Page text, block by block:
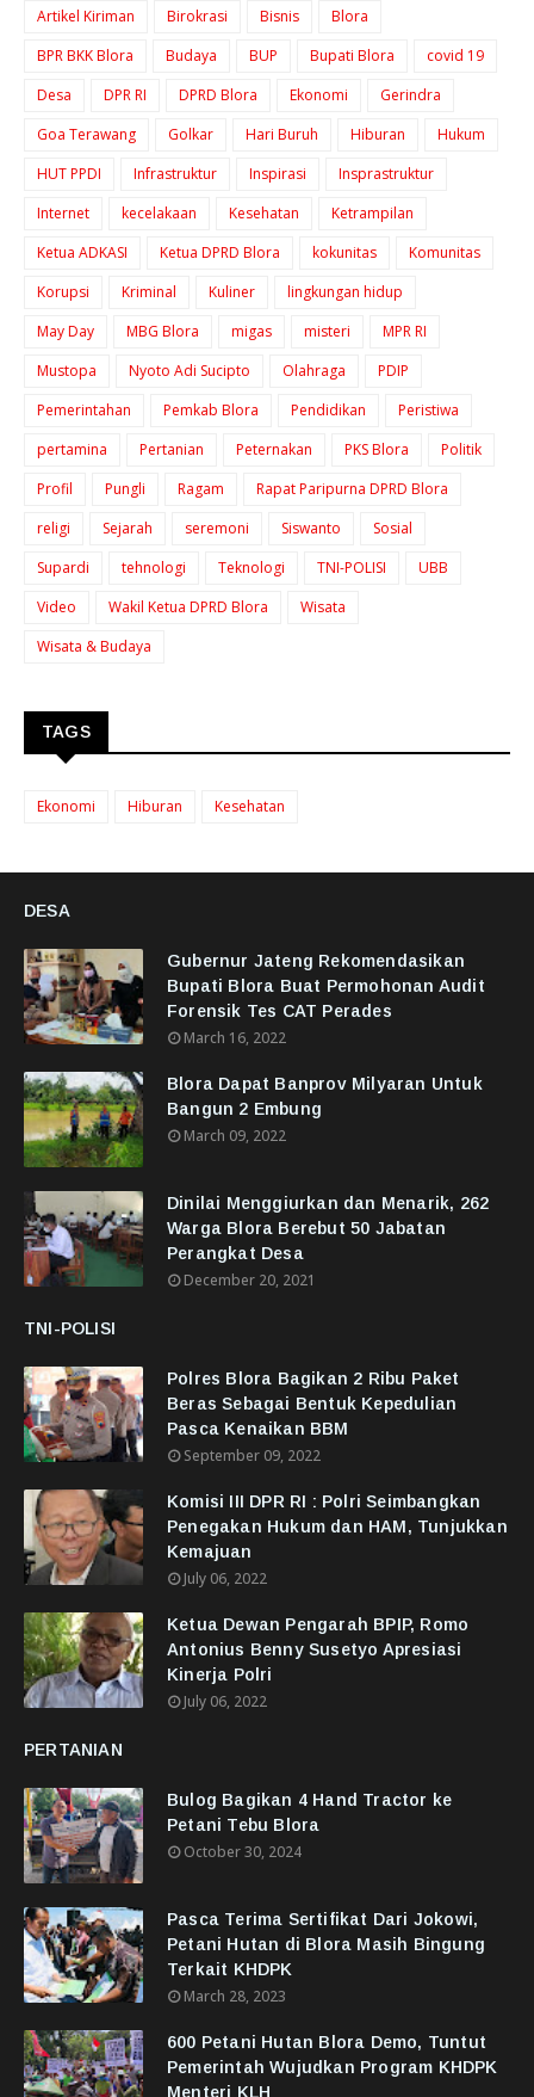
Artikel Kiriman
Birokrasi Bisnis
Blora
BPR BKK Blora
Budaya BUP Bupati Blora
covid 19
Desa
DPR RI DPRD Blora Ekonomi
Gerindra
Goa Terawang
Golkar Hari Buruh Hiburan
Hukum
HUT PPDI
Infrastruktur Inspirasi
Insprastruktur
Internet
kecelakaan Kesehatan
Ketrampilan
Ketua ADKASI
Ketua DPRD Blora kokunitas
Komunitas
Korupsi
Kriminal Kuliner
lingkungan hidup
May Day
MBG Blora migas misteri
MPR RI
Mustopa
Nyoto Adi Sucipto Olahraga
PDIP
Pemerintahan
Pemkab Blora Pendidikan
Peristiwa
pertamina
Pertanian Peternakan PKS Blora
Politik
Profil
Pungli Ragam
Rapat Paripurna DPRD Blora
religi
Sejarah seremoni Siswanto
Sosial
Supardi
tehnologi Teknologi TNI-POLISI
UBB
Video
Wakil Ketua DPRD Blora
Wisata
Wisata & Budaya
TAGS
Ekonomi Hiburan Kesehatan
DESA
Gubernur Jateng Rekomendasikan
Bupati Blora Buat Permohonan Audit
Forensik Tes CAT Perades
March 16, 2022
Blora Dapat Banprov Milyaran Untuk
Bangun 2 Embung
March 09, 2022
Dinilai Menggiurkan dan Menarik, 262
Warga Blora Berebut 50 Jabatan
Perangkat Desa
December 20, 2021
TNI-POLISI
Polres Blora Bagikan 2 Ribu Paket
Beras Sebagai Bentuk Kepedulian
Pasca Kenaikan BBM
September 09, 2022
Komisi III DPR RI : Polri Seimbangkan
Penegakan Hukum dan HAM, Tunjukkan
Kemajuan
July 06, 2022
Ketua Dewan Pengarah BPIP, Romo
Antonius Benny Susetyo Apresiasi
Kinerja Polri
July 06, 2022
PERTANIAN
Bulog Bagikan 4 Hand Tractor ke
Petani Tebu Blora
October 30, 2024
Pasca Terima Sertifikat Dari Jokowi,
Petani Hutan di Blora Masih Bingung
Terkait KHDPK
March 28, 2023
600 Petani Hutan Blora Demo, Tuntut
Pemerintah Wujudkan Program KHDPK
Menteri KLH